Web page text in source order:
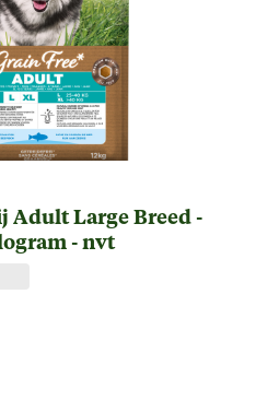
Adult Large Breed -
- nvt